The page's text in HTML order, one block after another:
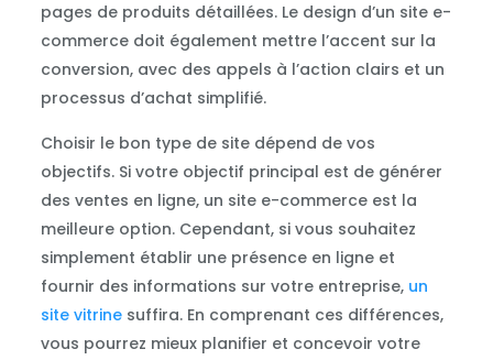
pages de produits détaillées. Le design d’un site e-
commerce doit également mettre l’accent sur la
conversion, avec des appels à l’action clairs et un
processus d’achat simplifié.
Choisir le bon type de site dépend de vos
objectifs. Si votre objectif principal est de générer
des ventes en ligne, un site e-commerce est la
meilleure option. Cependant, si vous souhaitez
simplement établir une présence en ligne et
fournir des informations sur votre entreprise, un
site vitrinesuffira. En comprenant ces différences,
vous pourrez mieux planifier et concevoir votre